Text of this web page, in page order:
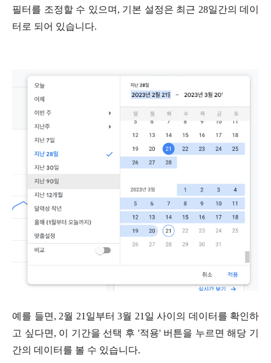
필터를 조정할 수 있으며, 기본 설정은 최근 28일간의 데이
터로 되어 있습니다.
예를 들면, 2월 21일부터 3월 21일 사이의 데이터를 확인하
고 싶다면, 이 기간을 선택 후 '적용' 버튼을 누르면 해당 기
간의 데이터를 볼 수 있습니다.